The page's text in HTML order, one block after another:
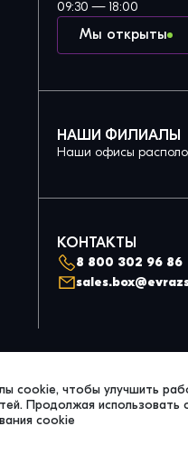
cookie, чтобы улучшить
Продолжая использовать
cookie
Мы открыты
09:30 — 18:00
НАШИ ФИЛИАЛЫ
Наши офисы
КОНТАКТЫ
8 800 302 96 86
© 2026 Evraz Steel Box. All